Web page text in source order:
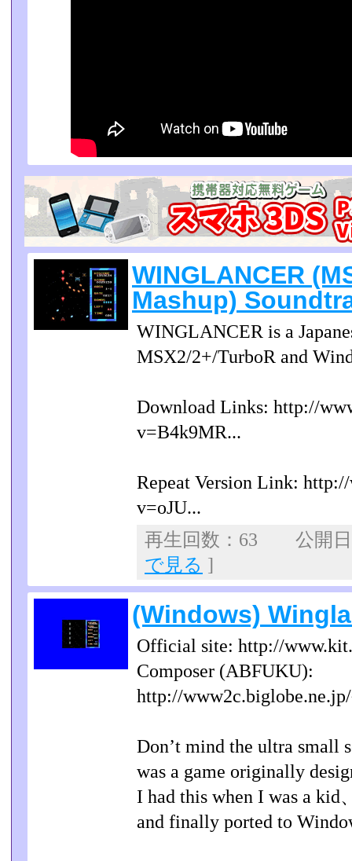
WINGLANCER
Mashup)
WINGLANCER is a
MSX2/2+/TurboR and
Download Links: http://
v=B4k9MR...
Repeat Version Link:
v=oJU...
再生回数：63 公開
で見る ]
(Windows)
Official site: http://
Composer (ABFUKU):
http://
Don’t mind the ultra small
was a game originally
I had this when I was a kid
and finally ported to